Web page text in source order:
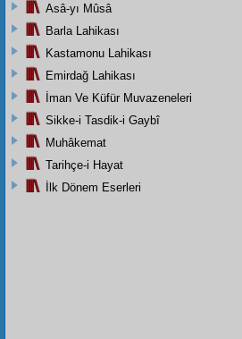
Asâ-yı Mûsâ
Barla Lahikası
Kastamonu Lahikası
Emirdağ Lahikası
İman Ve Küfür Muvazeneleri
Sikke-i Tasdik-i Gaybî
Muhâkemat
Tarihçe-i Hayat
İlk Dönem Eserleri